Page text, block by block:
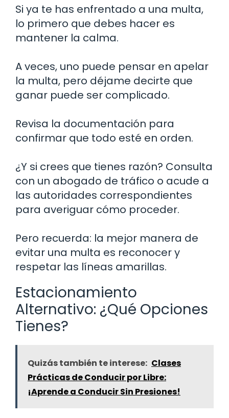
Si ya te has enfrentado a una multa,
lo primero que debes hacer es
mantener la calma.
A veces, uno puede pensar en apelar
la multa, pero déjame decirte que
ganar puede ser complicado.
Revisa la documentación para
confirmar que todo esté en orden.
¿Y si crees que tienes razón? Consulta
con un abogado de tráfico o acude a
las autoridades correspondientes
para averiguar cómo proceder.
Pero recuerda: la mejor manera de
evitar una multa es reconocer y
respetar las líneas amarillas.
Estacionamiento
Alternativo: ¿Qué Opciones
Tienes?
Quizás también te interese: Clases
Prácticas de Conducir por Libre:
¡Aprende a Conducir Sin Presiones!